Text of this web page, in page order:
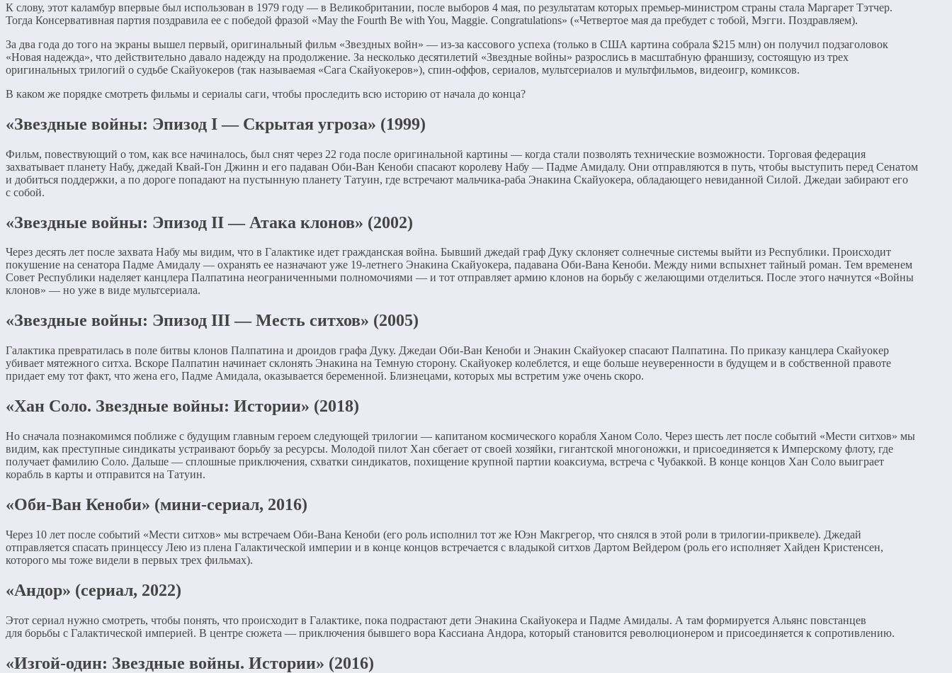
К слову, этот каламбур впервые был использован в 1979 году — в Великобритании, после выборов 4 мая, по результатам которых премьер-министром страны стала Маргарет Тэтчер.
Тогда Консервативная партия поздравила ее с победой фразой «May the Fourth Be with You, Maggie. Congratulations» («Четвертое мая да пребудет с тобой, Мэгги. Поздравляем).
За два года до того на экраны вышел первый, оригинальный фильм «Звездных войн» — из-за кассового успеха (только в США картина собрала $215 млн) он получил подзаголовок
«Новая надежда», что действительно давало надежду на продолжение. За несколько десятилетий «Звездные войны» разрослись в масштабную франшизу, состоящую из трех
оригинальных трилогий о судьбе Скайуокеров (так называемая «Сага Скайуокеров»), спин-оффов, сериалов, мультсериалов и мультфильмов, видеоигр, комиксов.
В каком же порядке смотреть фильмы и сериалы саги, чтобы проследить всю историю от начала до конца?
«Звездные войны: Эпизод I — Скрытая угроза» (1999)
Фильм, повествующий о том, как все начиналось, был снят через 22 года после оригинальной картины — когда стали позволять технические возможности. Торговая федерация
захватывает планету Набу, джедай Квай-Гон Джинн и его падаван Оби-Ван Кеноби спасают королеву Набу — Падме Амидалу. Они отправляются в путь, чтобы выступить перед Сенатом
и добиться поддержки, а по дороге попадают на пустынную планету Татуин, где встречают мальчика-раба Энакина Скайуокера, обладающего невиданной Силой. Джедаи забирают его
с собой.
«Звездные войны: Эпизод II — Атака клонов» (2002)
Через десять лет после захвата Набу мы видим, что в Галактике идет гражданская война. Бывший джедай граф Дуку склоняет солнечные системы выйти из Республики. Происходит
покушение на сенатора Падме Амидалу — охранять ее назначают уже 19-летнего Энакина Скайуокера, падавана Оби-Вана Кеноби. Между ними вспыхнет тайный роман. Тем временем
Совет Республики наделяет канцлера Палпатина неограниченными полномочиями — и тот отправляет армию клонов на борьбу с желающими отделиться. После этого начнутся «Войны
клонов» — но уже в виде мультсериала.
«Звездные войны: Эпизод III — Месть ситхов» (2005)
Галактика превратилась в поле битвы клонов Палпатина и дроидов графа Дуку. Джедаи Оби-Ван Кеноби и Энакин Скайуокер спасают Палпатина. По приказу канцлера Скайуокер
убивает мятежного ситха. Вскоре Палпатин начинает склонять Энакина на Темную сторону. Скайуокер колеблется, и еще больше неуверенности в будущем и в собственной правоте
придает ему тот факт, что жена его, Падме Амидала, оказывается беременной. Близнецами, которых мы встретим уже очень скоро.
«Хан Соло. Звездные войны: Истории» (2018)
Но сначала познакомимся поближе с будущим главным героем следующей трилогии — капитаном космического корабля Ханом Соло. Через шесть лет после событий «Мести ситхов» мы
видим, как преступные синдикаты устраивают борьбу за ресурсы. Молодой пилот Хан сбегает от своей хозяйки, гигантской многоножки, и присоединяется к Имперскому флоту, где
получает фамилию Соло. Дальше — сплошные приключения, схватки синдикатов, похищение крупной партии коаксиума, встреча с Чубаккой. В конце концов Хан Соло выиграет
корабль в карты и отправится на Татуин.
«Оби-Ван Кеноби» (мини-сериал, 2016)
Через 10 лет после событий «Мести ситхов» мы встречаем Оби-Вана Кеноби (его роль исполнил тот же Юэн Макгрегор, что снялся в этой роли в трилогии-приквеле). Джедай
отправляется спасать принцессу Лею из плена Галактической империи и в конце концов встречается с владыкой ситхов Дартом Вейдером (роль его исполняет Хайден Кристенсен,
которого мы тоже видели в первых трех фильмах).
«Андор» (сериал, 2022)
Этот сериал нужно смотреть, чтобы понять, что происходит в Галактике, пока подрастают дети Энакина Скайуокера и Падме Амидалы. А там формируется Альянс повстанцев
для борьбы с Галактической империей. В центре сюжета — приключения бывшего вора Кассиана Андора, который становится революционером и присоединяется к сопротивлению.
«Изгой-один: Звездные войны. Истории» (2016)